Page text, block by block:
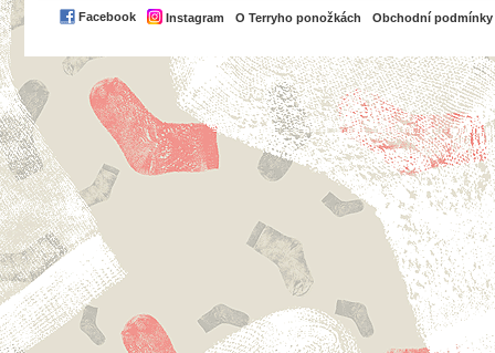
Facebook Instagram O Terryho ponožkách Obchodní podmínky
PayPal